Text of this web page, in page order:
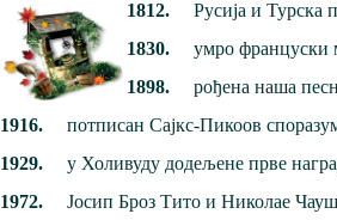
1812.
Русија и Турска
1830. умро француски
1898. рођена наша
1916.
потписан Сајкс-Пикоов
1929. у Холивуду додељене прве
1972. Јосип Броз Тито и Николае